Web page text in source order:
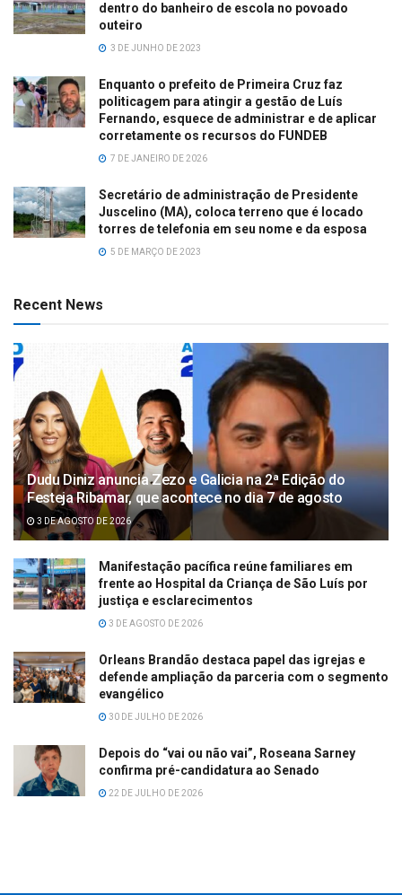
dentro do banheiro de escola no povoado
outeiro
3 DE JUNHO DE 2023
Enquanto o prefeito de Primeira Cruz faz
politicagem para atingir a gestão de Luís
Fernando, esquece de administrar e de aplicar
corretamente os recursos do FUNDEB
7 DE JANEIRO DE 2026
Secretário de administração de Presidente
Juscelino (MA), coloca terreno que é locado
torres de telefonia em seu nome e da esposa
5 DE MARÇO DE 2023
Recent News
Dudu Diniz anuncia Zezo e Galicia na 2ª Edição do
Festeja Ribamar, que acontece no dia 7 de agosto
3 DE AGOSTO DE 2026
Manifestação pacífica reúne familiares em
frente ao Hospital da Criança de São Luís por
justiça e esclarecimentos
3 DE AGOSTO DE 2026
Orleans Brandão destaca papel das igrejas e
defende ampliação da parceria com o segmento
evangélico
30 DE JULHO DE 2026
Depois do “vai ou não vai”, Roseana Sarney
confirma pré-candidatura ao Senado
22 DE JULHO DE 2026